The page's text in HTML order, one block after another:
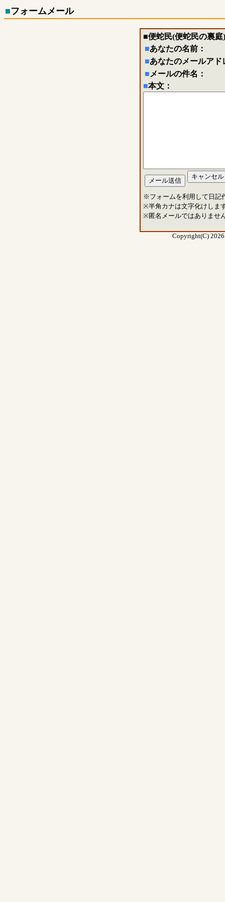
■フォームメール
■便蛇民(便蛇民の裏庭)
■あなたの名前：
■あなたのメールアド
■ メールの件名：
■本文：
※フォームを利用して日記
※半角カナは文字化けしま
※匿名メールではありませ
Copyright(C)